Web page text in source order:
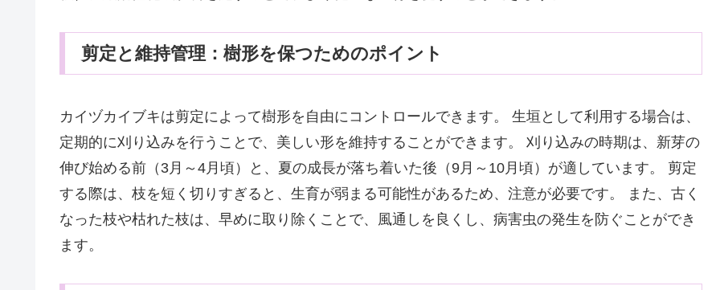
剪定と維持管理：樹形を保つためのポイント
カイヅカイブキは剪定によって樹形を自由にコントロールできます。 生垣として利用する場合は、
定期的に刈り込みを行うことで、美しい形を維持することができます。 刈り込みの時期は、新芽の
伸び始める前（3月～4月頃）と、夏の成長が落ち着いた後（9月～10月頃）が適しています。 剪定
する際は、枝を短く切りすぎると、生育が弱まる可能性があるため、注意が必要です。 また、古く
なった枝や枯れた枝は、早めに取り除くことで、風通しを良くし、病害虫の発生を防ぐことができ
ます。